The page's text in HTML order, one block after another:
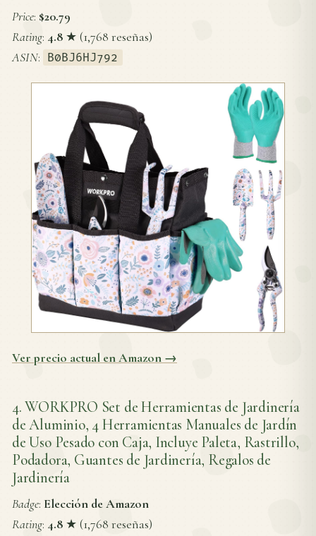
Price: $20.79
Rating: 4.8 ★ (1,768 reseñas)
ASIN: B0BJ6HJ792
Ver precio actual en Amazon →
4. WORKPRO Set de Herramientas de Jardinería
de Aluminio, 4 Herramientas Manuales de Jardín
de Uso Pesado con Caja, Incluye Paleta, Rastrillo,
Podadora, Guantes de Jardinería, Regalos de
Jardinería
Badge: Elección de Amazon
Rating: 4.8 ★ (1,768 reseñas)